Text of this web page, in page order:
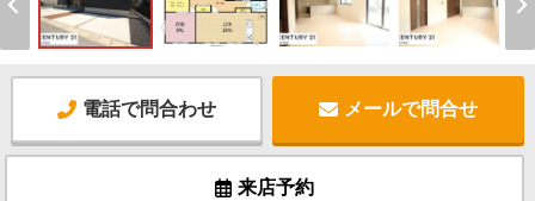
電話で問合わせ メールで問合せ
来店予約